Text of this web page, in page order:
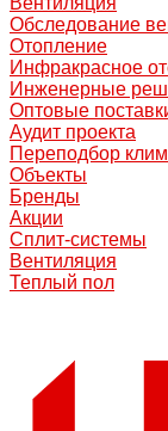
Обследование
Отопление
Инфракрасное
Инженерные
Оптовые
Аудит проекта
Переподбор
Объекты
Бренды
Акции
Сплит-системы
Вентиляция
Теплый пол